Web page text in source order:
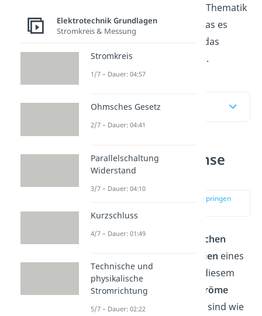
für dich die hier erwähnte Thematik
audiovisuell aufbereitet, was es
deutlich einfacher macht, das
Gelernte noch zu vertiefen.
Inhaltsübersicht
Wirbelstrombremse
einfach erklärt
zur Stelle im Video springen
Bewegst du einen
elektrischen
Feldlinien eines
Magnetfeldes, werden in diesem
Spannungenund somit
Ströme
induziert. Die
sind wie
Elektrotechnik Grundlagen
Stromkreis & Messung
Stromkreis
1/7 – Dauer: 04:57
Ohmsches Gesetz
2/7 – Dauer: 04:41
Parallelschaltung
Widerstand
3/7 – Dauer: 04:10
Kurzschluss
4/7 – Dauer: 01:49
Technische und
physikalische
Stromrichtung
5/7 – Dauer: 02:22